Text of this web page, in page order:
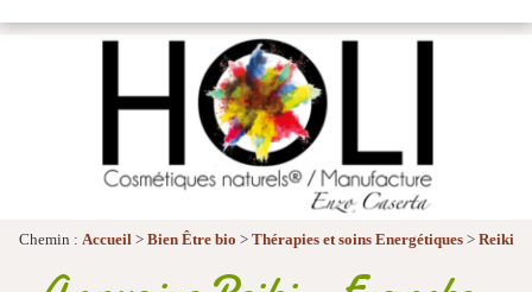
Chemin : Accueil> Bien Être bio > Thérapies et soins Energétiques > Reiki